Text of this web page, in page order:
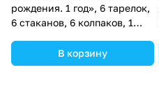
рождения. 1 год», 6 тарелок,
6 стаканов, 6 колпаков, 1
(№2451120).В корзину